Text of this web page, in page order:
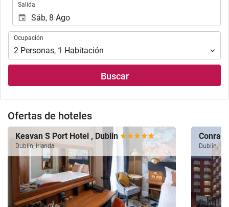
Salida
Ocupación
Ocupación
2 Personas, 1 Habitación
Buscar
Ofertas de hoteles
Keavan S Port Hotel , Dublin
Dublín, Irlanda
Conrad
Dublín,